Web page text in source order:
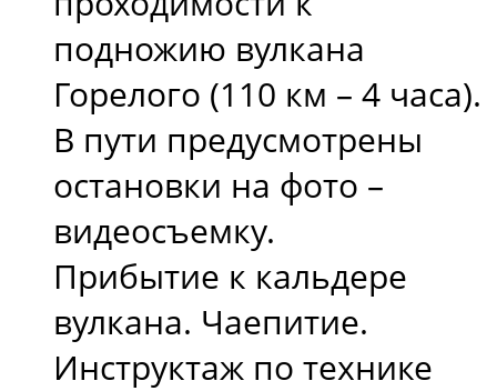
подножию вулкана
Горелого (110 км – 4 часа).
В пути предусмотрены
остановки на фото –
видеосъемку.
Прибытие к кальдере
вулкана. Чаепитие.
Инструктаж по технике